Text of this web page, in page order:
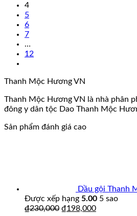
4
5
6
7
…
12
Thanh Mộc Hương VN
Thanh Mộc Hương VN là nhà phân
đông y dân tộc Dao Thanh Mộc
Sản phẩm đánh giá cao
Dầu gội Thanh
Được xếp hạng 5.00 5 sao
₫230,000 ₫198,000